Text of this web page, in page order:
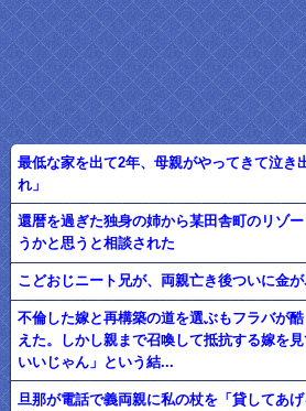
最低な家を出て2年、母親がやってきて泣き
れ」
還暦を過ぎた独身の姉から某田舎町のリゾ
うかと思うと相談された
こどおじニート兄が、両親亡き後ついに金
不倫した嫁と再構築の道を選ぶもフラバが
えた。しかし親まで召喚して抵抗する嫁を
いいじゃん」という結...
旦那が電話で義両親に私の杖を「貸してあ